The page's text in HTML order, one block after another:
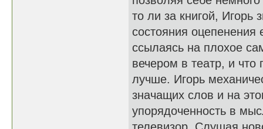
то ли за книгой,
состояния оцепенения
ссылаясь на плохое
вечером в театр, и что
лучше. Игорь
значащих слов и на
упорядоченность в